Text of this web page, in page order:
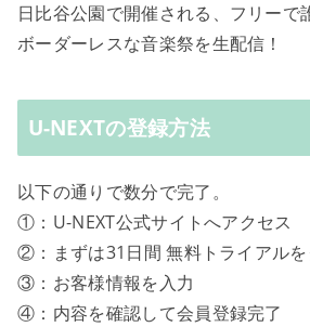
日比谷公園で開催される、フリーで
ボーダーレスな音楽祭を生配信！
U-NEXTの登録方法
以下の通りで数分で完了。
①：U-NEXT公式サイトへアクセス
②：まずは31日間 無料トライアルを
③：お客様情報を入力
④：内容を確認して会員登録完了